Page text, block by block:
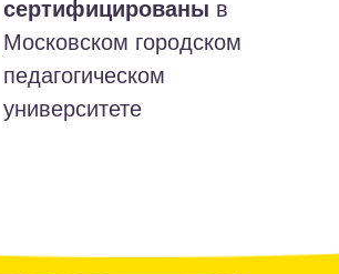
сертифицированы в
Московском городском
педагогическом
университете